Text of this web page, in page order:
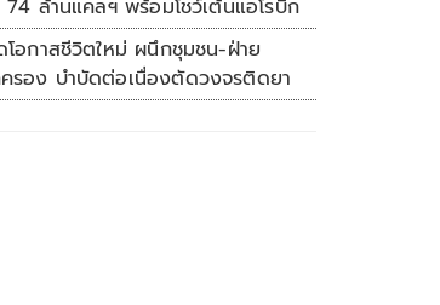
ล้านแคลฯ พร้อมโชว์เต้นแอโรบิก
โอกาสชีวิตใหม่ ผนึกชุมชน-ฝ่าย
รอง บำบัดต่อเนื่องตัดวงจรติดยา